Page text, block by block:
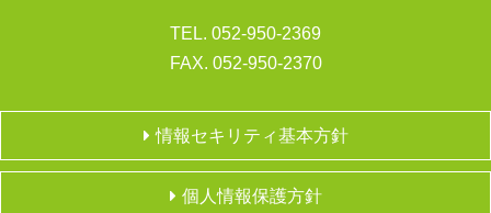
TEL. 052-950-2369
FAX. 052-950-2370
情報セキリティ基本方針
個人情報保護方針